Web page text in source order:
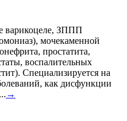
варикоцеле, ЗППП
мочекаменной
простатита,
воспалительных
Специализируется на
как дисфункции
→